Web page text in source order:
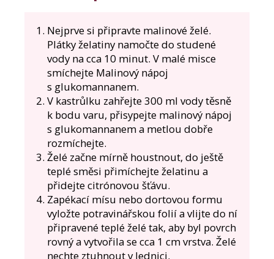
Nejprve si připravte malinové želé.
Plátky želatiny namočte do studené
vody na cca 10 minut. V malé misce
smíchejte Malinový nápoj
s glukomannanem.
V kastrůlku zahřejte 300 ml vody těsně
k bodu varu, přisypejte malinový nápoj
s glukomannanem a metlou dobře
rozmíchejte.
Želé začne mírně houstnout, do ještě
teplé směsi přimíchejte želatinu a
přidejte citrónovou šťávu.
Zapékací mísu nebo dortovou formu
vyložte potravinářskou folií a vlijte do ní
připravené teplé želé tak, aby byl povrch
rovný a vytvořila se cca 1 cm vrstva. Želé
nechte ztuhnout v lednici.